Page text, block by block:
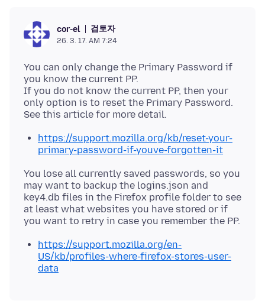
cor-el 검토자
26. 3. 17. AM 7:24
You can only change the Primary Password if
you know the current PP.
If you do not know the current PP, then your
only option is to reset the Primary Password.
https://support.mozilla.org/kb/reset-your-
primary-password-if-youve-forgotten-it
You lose all currently saved passwords, so you
may want to backup the logins.json and
key4.db files in the Firefox profile folder to see
at least what websites you have stored or if
https://support.mozilla.org/en-
US/kb/profiles-where-firefox-stores-user-
data